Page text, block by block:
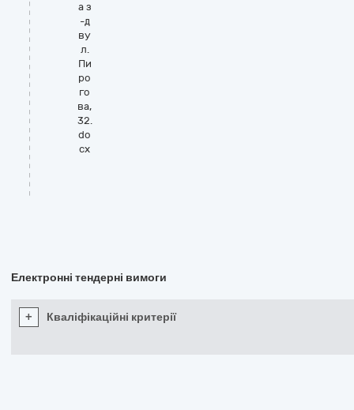
а з
-д
ву
л.
Пи
ро
го
ва,
32.
do
cx
Електронні тендерні вимоги
+ Кваліфікаційні критерії